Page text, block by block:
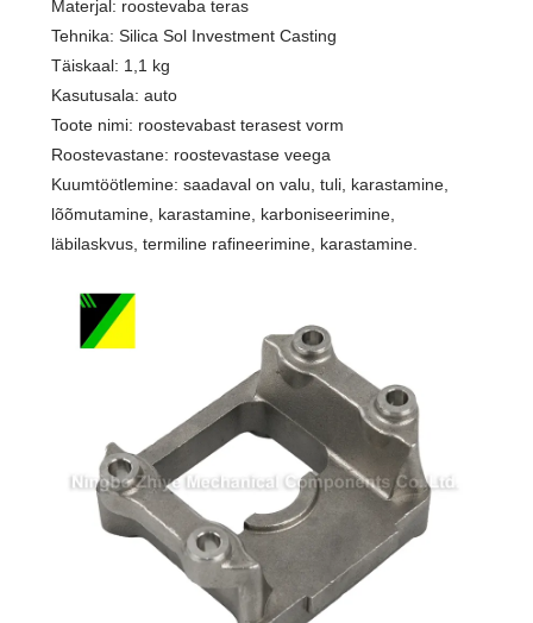
Materjal: roostevaba teras
Tehnika: Silica Sol Investment Casting
Täiskaal: 1,1 kg
Kasutusala: auto
Toote nimi: roostevabast terasest vorm
Roostevastane: roostevastase veega
Kuumtöötlemine: saadaval on valu, tuli, karastamine,
lõõmutamine, karastamine, karboniseerimine,
läbilaskvus, termiline rafineerimine, karastamine.